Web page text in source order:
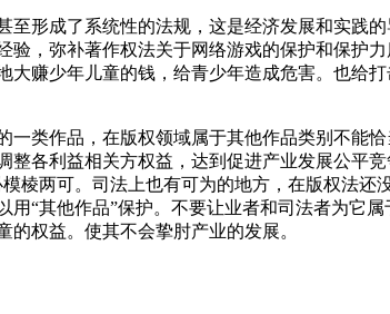
形成了系统性的法规，这是经济发展和实践
，弥补著作权法关于网络游戏的保护和保护
赚少年儿童的钱，给青少年造成危害。也给
类作品，在版权领域属于其他作品类别不能
各利益相关方权益，达到促进产业发展公平
棱两可。司法上也有可为的地方，在版权法还
“其他作品”保护。不要让业者和司法者为它
权益。使其不会挚肘产业的发展。